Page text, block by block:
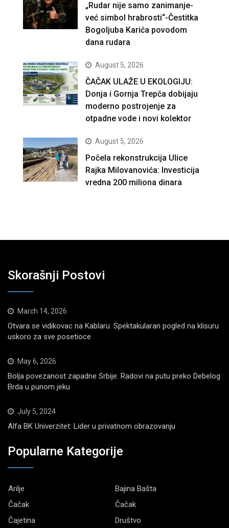
„Rudar nije samo zanimanje-
već simbol hrabrosti“-Čestitka
Bogoljuba Karića povodom
dana rudara
August 5, 2026
ČAČAK ULAŽE U EKOLOGIJU:
Donja i Gornja Trepča dobijaju
moderno postrojenje za
otpadne vode i novi kolektor
August 5, 2026
Počela rekonstrukcija Ulice
Rajka Milovanovića: Investicija
vredna 200 miliona dinara
Skorašnji Postovi
March 14, 2026
Otvara se vidikovac na Kablaru: Spektakularan pogled na klisuru
uskoro za sve posetioce
May 6, 2026
Bolja povezanost zapadne Srbije: Radovi na putu preko Debelog
Brda u punom jeku
July 5, 2024
Alfa BK Univerzitet: Lider u privatnom obrazovanju
Popularne Kategorije
Arilje
Bajina Bašta
Čačak
Čačak
Čajetina
Društvo